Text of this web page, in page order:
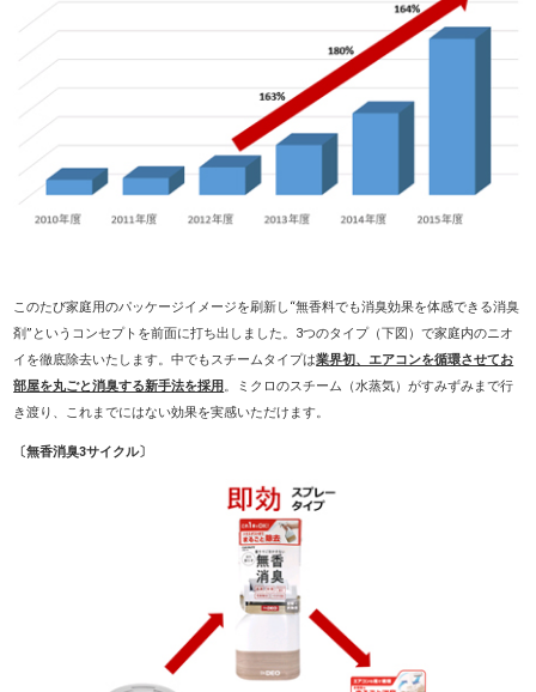
このたび家庭用のパッケージイメージを刷新し“無香料でも消臭効果を体感できる消臭
剤”というコンセプトを前面に打ち出しました。3つのタイプ（下図）で家庭内のニオ
イを徹底除去いたします。中でもスチームタイプは業界初、エアコンを循環させてお
部屋を丸ごと消臭する新手法を採用 。ミクロのスチーム（水蒸気）がすみずみまで行
き渡り、これまでにはない効果を実感いただけます。
〔無香消臭3サイクル〕